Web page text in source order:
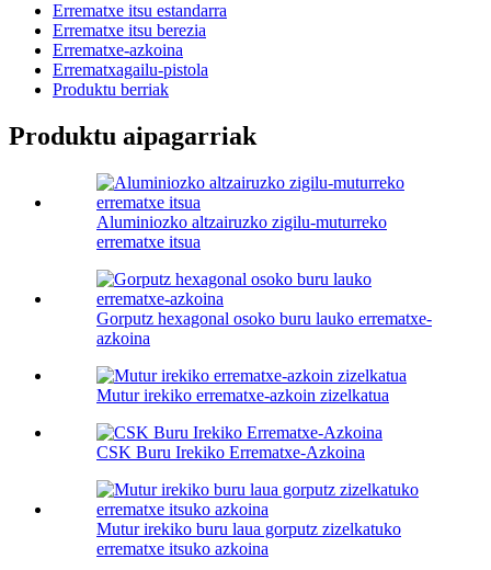
Errematxe itsu estandarra
Errematxe itsu berezia
Errematxe-azkoina
Errematxagailu-pistola
Produktu berriak
Produktu aipagarriak
Aluminiozko altzairuzko zigilu-muturreko
errematxe itsua
Gorputz hexagonal osoko buru lauko errematxe-
azkoina
Mutur irekiko errematxe-azkoin zizelkatua
CSK Buru Irekiko Errematxe-Azkoina
Mutur irekiko buru laua gorputz zizelkatuko
errematxe itsuko azkoina